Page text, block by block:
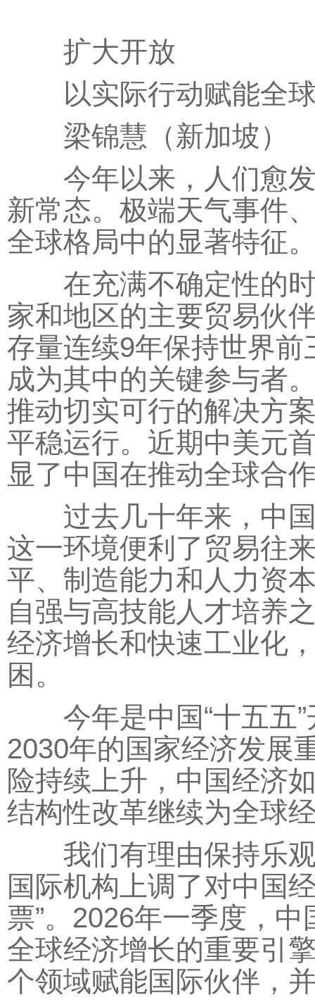
扩大开放
以实际行动赋能全
梁锦慧（新加坡）
今年以来，人们愈发
新常态。极端天气事件
全球格局中的显著特征
在充满不确定性的时
家和地区的主要贸易伙
存量连续9年保持世界
成为其中的关键参与者
推动切实可行的解决方
平稳运行。近期中美元
显了中国在推动全球合
过去几十年来，中国
这一环境便利了贸易往
平、制造能力和人力资
自强与高技能人才培养
经济增长和快速工业化
困。
今年是中国“十五五”
2030年的国家经济发展
险持续上升，中国经济
结构性改革继续为全球
我们有理由保持乐观
国际机构上调了对中国
票”。2026年一季度，
全球经济增长的重要引
个领域赋能国际伙伴，